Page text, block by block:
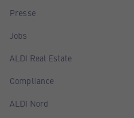
Presse
Jobs
ALDI Real Estate
Compliance
ALDI Nord